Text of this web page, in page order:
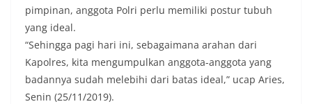
pimpinan, anggota Polri perlu memiliki postur tubuh
yang ideal.
“Sehingga pagi hari ini, sebagaimana arahan dari
Kapolres, kita mengumpulkan anggota-anggota yang
badannya sudah melebihi dari batas ideal,” ucap Aries,
Senin (25/11/2019).